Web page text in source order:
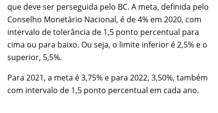
que deve ser perseguida pelo BC. A meta, definida pelo
Conselho Monetário Nacional, é de 4% em 2020, com
intervalo de tolerância de 1,5 ponto percentual para
cima ou para baixo. Ou seja, o limite inferior é 2,5% e o
superior, 5,5%.
Para 2021, a meta é 3,75% e para 2022, 3,50%, também
com intervalo de 1,5 ponto percentual em cada ano.